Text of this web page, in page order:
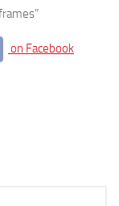
on Facebook